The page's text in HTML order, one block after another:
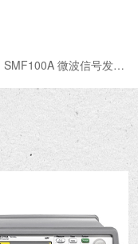
SMF100A 微波信号发生器